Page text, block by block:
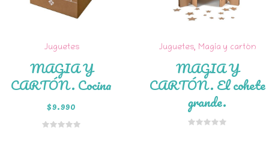
Añadir al
Juguetes
MAGIA Y
CARTÓN. Cocina
$9.990
Juguetes, Magia y cartón
MAGIA Y
CARTÓN. El cohete
grande.